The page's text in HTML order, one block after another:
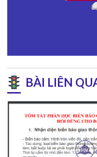
BÀI LIÊN